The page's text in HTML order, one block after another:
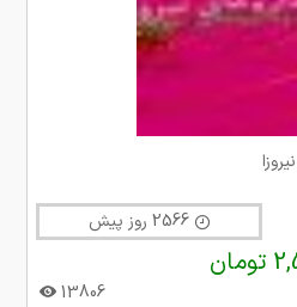
2566 روز پیش
13806